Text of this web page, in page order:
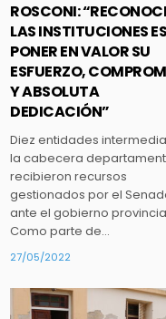
ROSCONI:
LAS INSTITUCIONES ES
PONER EN VALOR SU
ESFUERZO,
Y ABSOLUTA
DEDICACIÓN”
Diez entidades
la cabecera
recibieron recursos
gestionados por el
ante el gobierno
Como parte de…
27/05/2022